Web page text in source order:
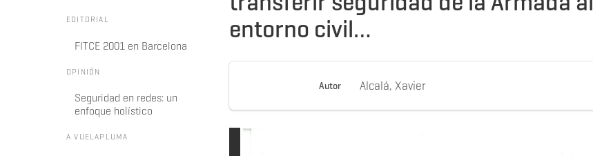
EDITORIAL
FITCE 2001 en Barcelona
OPINIÓN
Seguridad en redes: un
enfoque holístico
A VUELAPLUMA
entorno civil…
Autor Alcalá, Xavier